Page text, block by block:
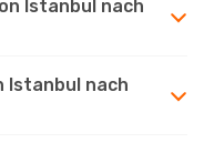
Istanbul nach
Istanbul nach